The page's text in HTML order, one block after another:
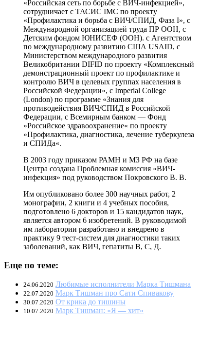
«Российская сеть по борьбе с ВИЧ-инфекцией»,
сотрудничает с ТАСИС IMC по проекту
«Профилактика и борьба с ВИЧ/СПИД, Фаза I», с
Международной организацией труда ПР ООН, с
Детским фондом ЮНИСЕФ (ООН). с Агентством
по международному развитию США USAID, с
Министерством международного развития
Великобритании DIFID по проекту «Комплексный
демонстрационный проект по профилактике и
контролю ВИЧ в целевых группах населения в
Российской Федерации», с Imperial College
(London) по программе «Знания для
противодействия ВИЧ/СПИД в Российской
Федерации, с Всемирным банком — Фонд
»Российское здравоохранение« по проекту
»Профилактика, диагностика, лечение туберкулеза
и СПИДа«.
В 2003 году приказом РАМН и МЗ РФ на базе
Центра создана Проблемная комиссия «ВИЧ-
инфекция» под руководством Покровского В. В.
Им опубликовано более 300 научных работ, 2
монографии, 2 книги и 4 учебных пособия,
подготовлено 6 докторов и 15 кандидатов наук,
является автором 6 изобретений. В руководимой
им лаборатории разработано и внедрено в
практику 9 тест-систем для диагностики таких
заболеваний, как ВИЧ, гепатиты В, С, Д.
Еще по теме:
24.06.2020 Любимые исполнители Марка Тишмана
22.07.2020 Марк Тишман про Сати Спивакову
30.07.2020 От крика до тишины
10.07.2020 Марк Тишман: «Я — хит»